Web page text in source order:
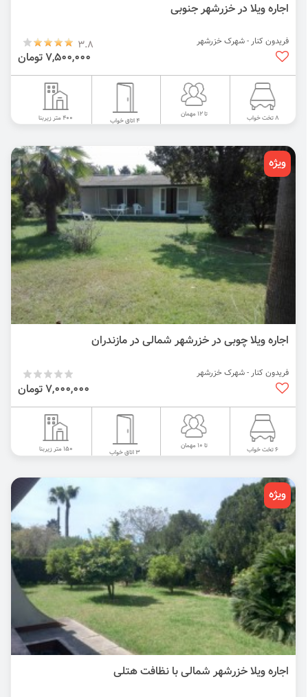
اجاره ویلا در خزرشهر جنوبی
فریدون کنار - شهرک خزرشهر 3.8
7,500,000 تومان
8 تخت خواب تا 12 مهمان
4 اتاق خواب 400 متر زیربنا
ویژه
اجاره ویلا چوبی در خزرشهر شمالی در مازندران
فریدون کنار - شهرک خزرشهر
7,000,000 تومان
6 تخت خواب تا 10 مهمان
3 اتاق خواب 150 متر زیربنا
ویژه
اجاره ویلا خزرشهر شمالی با نظافت هتلی